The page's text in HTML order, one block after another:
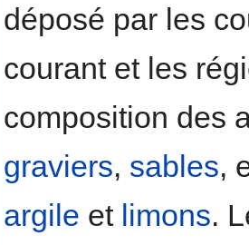
déposé par les
courant et les
composition des
graviers, sables,
argile et limons.